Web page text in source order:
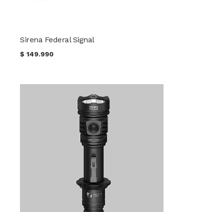
Sirena Federal Signal
$149.990